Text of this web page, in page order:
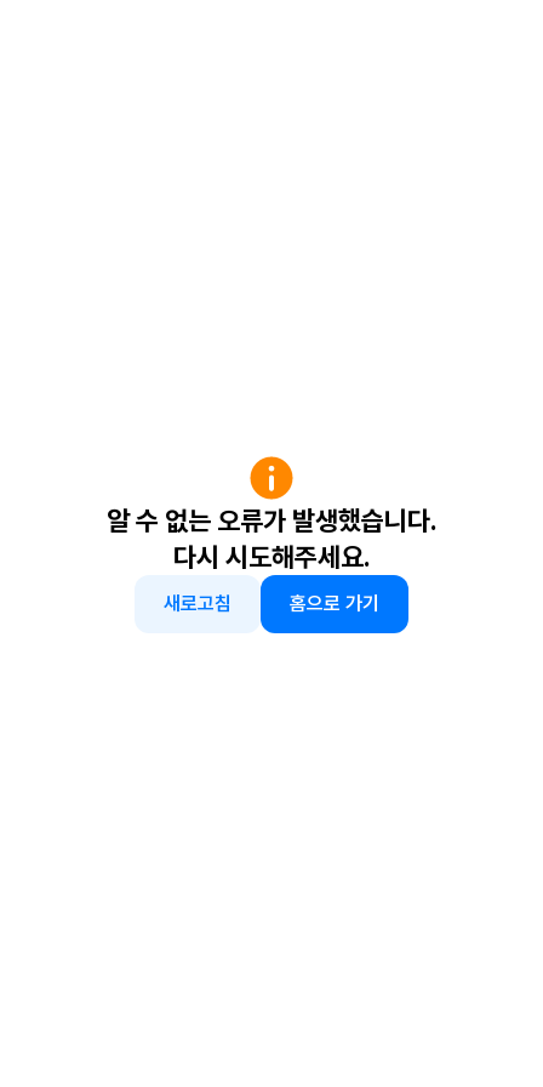
알 수 없는 오류가 발생했습니다.
다시 시도해주세요.
새로고침 홈으로 가기